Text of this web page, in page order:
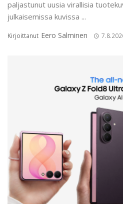
paljastunut uusia virallisia
julkaisemissa kuvissa ...
Kirjoittanut Eero Salminen